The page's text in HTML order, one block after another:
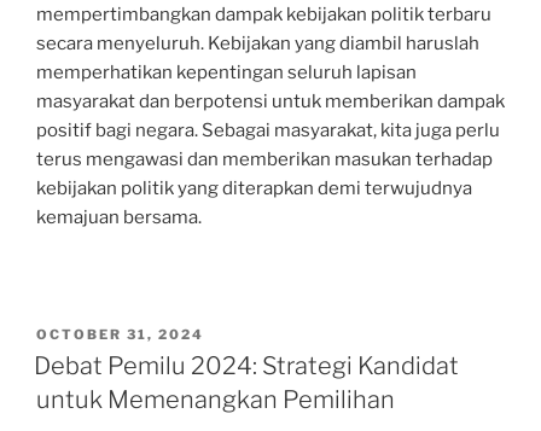
mempertimbangkan dampak kebijakan politik terbaru
secara menyeluruh. Kebijakan yang diambil haruslah
memperhatikan kepentingan seluruh lapisan
masyarakat dan berpotensi untuk memberikan dampak
positif bagi negara. Sebagai masyarakat, kita juga perlu
terus mengawasi dan memberikan masukan terhadap
kebijakan politik yang diterapkan demi terwujudnya
kemajuan bersama.
POSTED
ON
OCTOBER 31, 2024
Debat Pemilu 2024: Strategi Kandidat
untuk Memenangkan Pemilihan